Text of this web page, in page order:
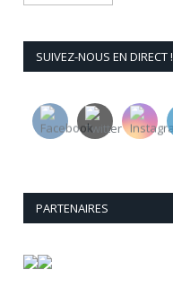
SUIVEZ-NOUS EN DIRECT !
PARTENAIRES